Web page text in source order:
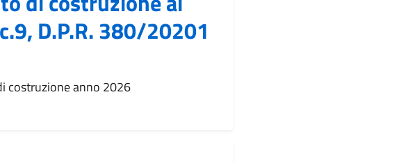
D.P.R. 380/20201
costruzione anno 2026